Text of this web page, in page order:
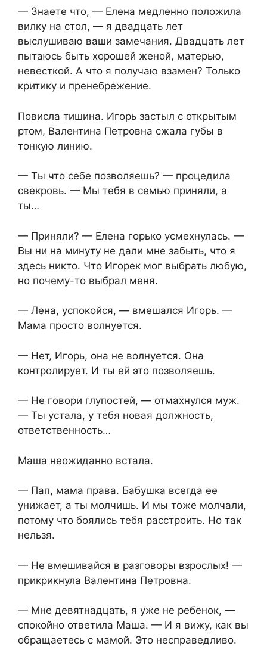
— Знаете что, — Елена медленно положила
вилку на стол, — я двадцать лет
выслушиваю ваши замечания. Двадцать лет
пытаюсь быть хорошей женой, матерью,
невесткой. А что я получаю взамен? Только
критику и пренебрежение.
Повисла тишина. Игорь застыл с открытым
ртом, Валентина Петровна сжала губы в
тонкую линию.
— Ты что себе позволяешь? — процедила
свекровь. — Мы тебя в семью приняли, а
ты…
— Приняли? — Елена горько усмехнулась. —
Вы ни на минуту не дали мне забыть, что я
здесь никто. Что Игорек мог выбрать любую,
но почему-то выбрал меня.
— Лена, успокойся, — вмешался Игорь. —
Мама просто волнуется.
— Нет, Игорь, она не волнуется. Она
контролирует. И ты ей это позволяешь.
— Не говори глупостей, — отмахнулся муж.
— Ты устала, у тебя новая должность,
ответственность…
Маша неожиданно встала.
— Пап, мама права. Бабушка всегда ее
унижает, а ты молчишь. И мы тоже молчали,
потому что боялись тебя расстроить. Но так
нельзя.
— Не вмешивайся в разговоры взрослых! —
прикрикнула Валентина Петровна.
— Мне девятнадцать, я уже не ребенок, —
спокойно ответила Маша. — И я вижу, как вы
обращаетесь с мамой. Это несправедливо.